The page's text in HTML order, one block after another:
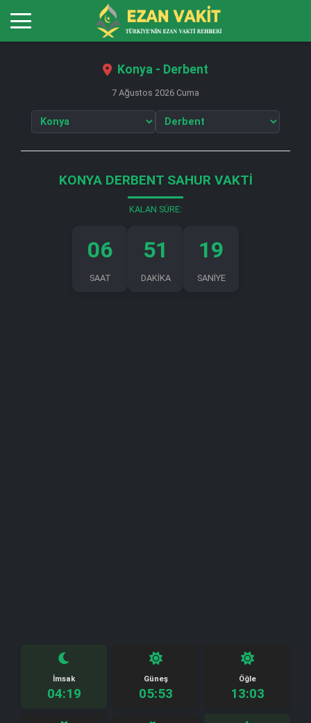
Konya - Derbent
7 Ağustos 2026 Cuma
KONYA DERBENT SAHUR VAKTI
KALAN SÜRE:
06
SAAT
51
DAKİKA
18
SANİYE
İmsak
04:19
Güneş
05:53
Öğle
13:03